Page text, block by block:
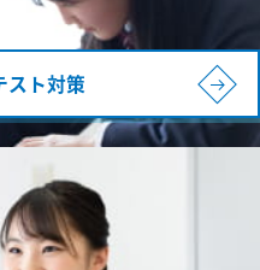
スト対策